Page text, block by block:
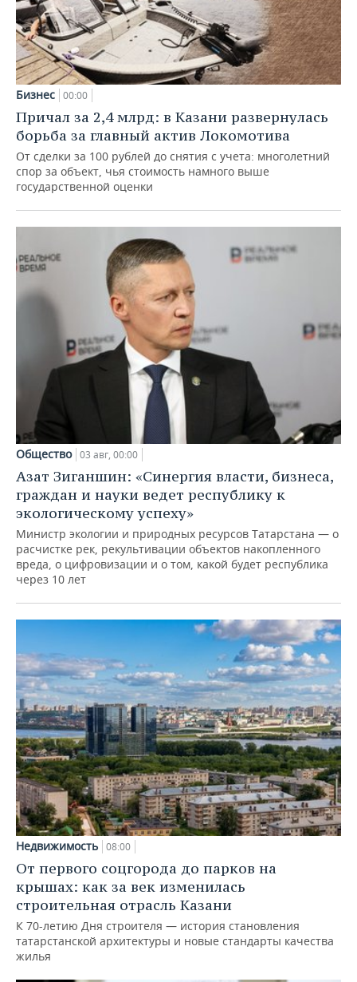
Бизнес 00:00
Причал за 2,4 млрд: в Казани развернулась
борьба за главный актив Локомотива
От сделки за 100 рублей до снятия с учета: многолетний
спор за объект, чья стоимость намного выше
государственной оценки
Общество 03 авг, 00:00
Азат Зиганшин: «Синергия власти, бизнеса,
граждан и науки ведет республику к
экологическому успеху»
Министр экологии и природных ресурсов Татарстана — о
расчистке рек, рекультивации объектов накопленного
вреда, о цифровизации и о том, какой будет республика
через 10 лет
Недвижимость 08:00
От первого соцгорода до парков на
крышах: как за век изменилась
строительная отрасль Казани
К 70-летию Дня строителя — история становления
татарстанской архитектуры и новые стандарты качества
жилья